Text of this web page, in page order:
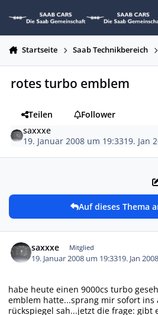
Startseite Saab Technikbereich
rotes turbo emblem
Teilen
Follower
saxxxe
19. Januar 2008 um 19:3319. Jan
Auf dieses Thema
saxxxe Mitglied
19. Januar 2008 um 19:3319. Jan 2008
habe heute einen 9000cs turbo
emblem hatte...sprang mir sofort ins
rückspiegel sah...jetzt die frage: gibt